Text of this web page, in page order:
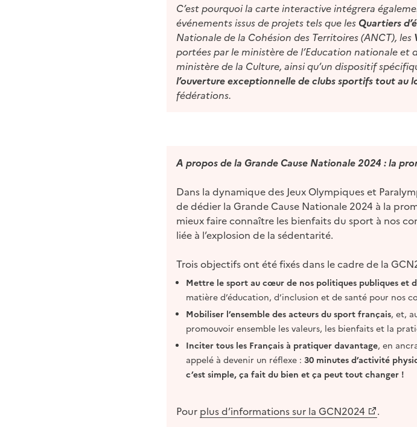
C’est pourquoi la carte interactive intégrera
événements issus de projets tels que les Quartiers
Nationale de la Cohésion des Territoires (ANCT), les
portées par le ministère de l’Education nationale et
ministère de la Culture, ainsi qu’un dispositif
l’ouverture exceptionnelle de clubs sportifs tout au
fédérations.
A propos de la Grande Cause Nationale 2024 : la
Dans la dynamique des Jeux Olympiques et
de dédier la Grande Cause Nationale 2024 à la
mieux faire connaître les bienfaits du sport à nos
liée à l’explosion de la sédentarité.
Trois objectifs ont été fixés dans le cadre de la
Mettre le sport au cœur de nos politiques publiques et
matière d’éducation, d’inclusion et de santé pour nos
Mobiliser l’ensemble des acteurs du sport français, et,
promouvoir ensemble les valeurs, les bienfaits et la
Inciter tous les Français à pratiquer davantage, en
appelé à devenir un réflexe : 30 minutes d’activité
c’est simple, ça fait du bien et ça peut tout changer !
Pour plus d’informations sur la GCN2024 .